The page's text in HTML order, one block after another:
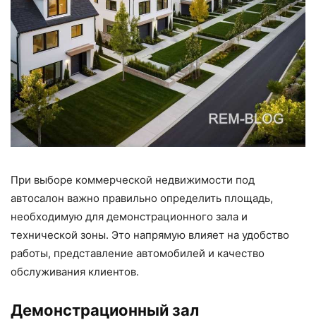
При выборе коммерческой недвижимости под
автосалон важно правильно определить площадь,
необходимую для демонстрационного зала и
технической зоны. Это напрямую влияет на удобство
работы, представление автомобилей и качество
обслуживания клиентов.
Демонстрационный зал